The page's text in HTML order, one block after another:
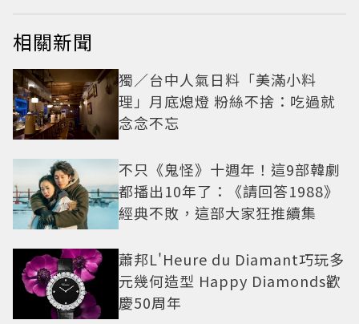
相關新聞
獨／台中人氣日料「美滿小料
理」月底熄燈 粉絲不捨：吃過就
念念不忘
不只《鬼怪》十週年！這9部韓劇
都播出10年了：《請回答1988》
經典不敗，這部大家狂推續集
蕭邦L'Heure du Diamant巧玩多
元幾何造型 Happy Diamonds歡
慶50周年